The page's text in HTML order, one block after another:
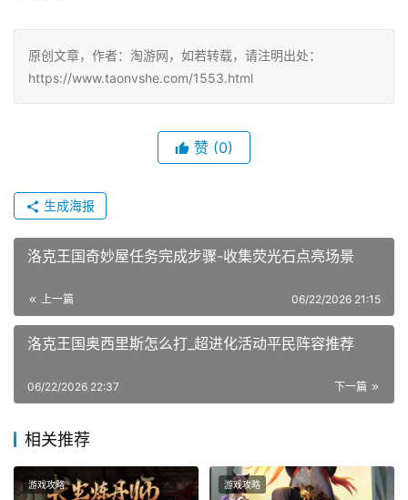
原创文章，作者：淘游网，如若转载，请注明出处：
https://www.taonvshe.com/1553.html
赞 (0)
生成海报
洛克王国奇妙屋任务完成步骤-收集荧光石点亮场景
上一篇 06/22/2026 21:15
洛克王国奥西里斯怎么打_超进化活动平民阵容推荐
下一篇
06/22/2026 22:37
相关推荐
游戏攻略 游戏攻略